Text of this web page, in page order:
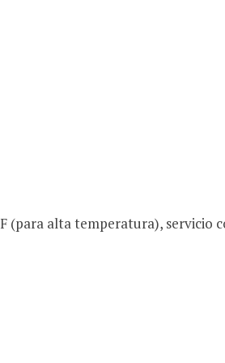
(para alta temperatura), servicio